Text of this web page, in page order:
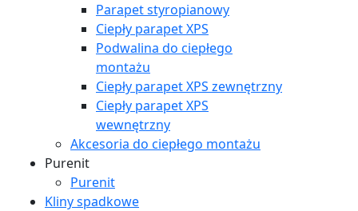
Parapet styropianowy
Ciepły parapet XPS
Podwalina do ciepłego
montażu
Ciepły parapet XPS zewnętrzny
Ciepły parapet XPS
wewnętrzny
Akcesoria do ciepłego montażu
Purenit
Purenit
Kliny spadkowe